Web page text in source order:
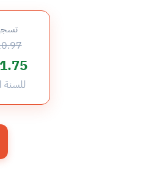
$
$
للسنة